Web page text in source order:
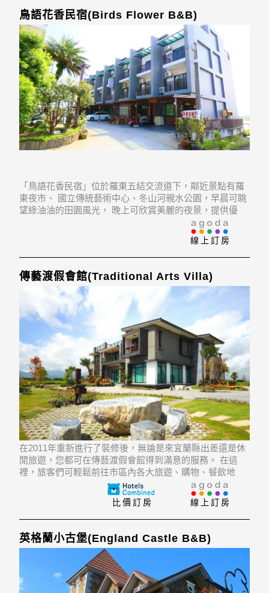
鳥語花香民宿(Birds Flower B&B)
「鳥語花香民宿」位於羅東五結交流道下，鄰近景點有羅
東夜市、 國立傳統藝術中心、冬山河親水公園，早晨可眺
望綠油油的田園風光， 晚上可欣賞美麗的夜景，提供優
線上訂房
傳藝渡假會館(Traditional Arts Villa)
在2011年重新進行了裝修後，無論是來宜蘭縣出差還是休
閒旅遊，您都可在傳藝渡假會館得到滿意的服務。 在這
裡，旅客們可輕鬆前往市區內各大旅遊、購物、餐飲地
點。 對於喜歡冒險的遊客來說，Cingshuei Dajhamen, 國
立傳統藝術中心, Pacific Fishing Place再合適不過了。傳
線上訂房
比價訂房
英格蘭小古堡(England Castle B&B)